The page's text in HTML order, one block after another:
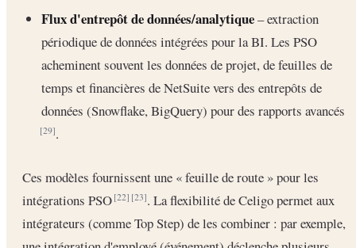
Flux d'entrepôt de données/analytique– extraction
périodique de données intégrées pour la BI. Les PSO
acheminent souvent les données de projet, de feuilles de
temps et financières de NetSuite vers des entrepôts de
données (Snowflake, BigQuery) pour des rapports avancés
[29].
Ces modèles fournissent une « feuille de route » pour les
intégrations PSO[22] [23]. La flexibilité de Celigo permet aux
intégrateurs (comme Top Step) de les combiner : par exemple,